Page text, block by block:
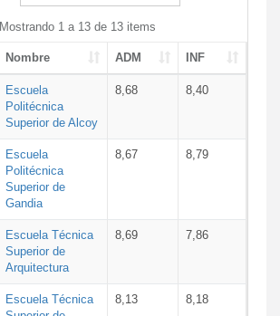
Mostrando 1 a 13 de 13 items
Nombre ADM INF
Escuela
Politécnica
Superior de Alcoy
8,68 8,40
Escuela
Politécnica
Superior de
Gandia
8,67 8,79
Escuela Técnica
Superior de
Arquitectura
8,69 7,86
Escuela Técnica
8,13 8,18